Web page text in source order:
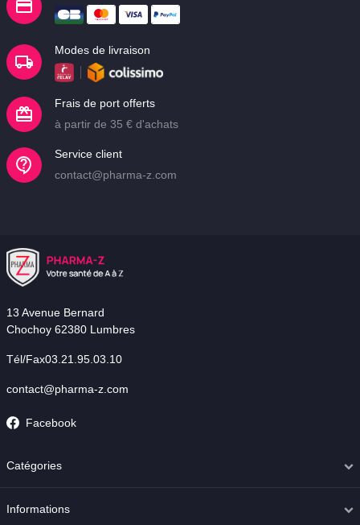
Modes de livraison
Frais de port offerts
à partir de 35 € d'achats
Service client
contact@pharma-z.com
13 Avenue Bernard
Chochoy 62380 Lumbres
Tél/Fax03.21.95.03.10
contact@pharma-z.com
Facebook
Catégories
Informations